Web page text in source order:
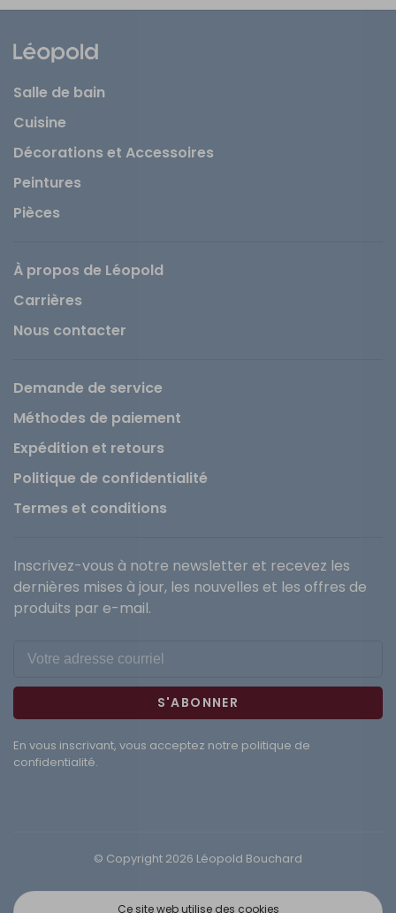
Salle de bain
Cuisine
Décorations et Accessoires
Peintures
Pièces
À propos de Léopold
Carrières
Nous contacter
Demande de service
Méthodes de paiement
Expédition et retours
Politique de confidentialité
Termes et conditions
Inscrivez-vous à notre newsletter et recevez les
dernières mises à jour, les nouvelles et les offres de
produits par e-mail.
S'ABONNER
En vous inscrivant, vous acceptez notre politique de
confidentialité.
© Copyright 2026 Léopold Bouchard